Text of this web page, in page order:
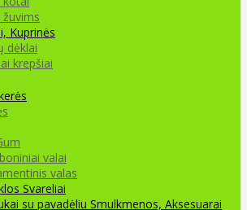
žuvims
Kuprinės
dėklai
krepšiai
valai
valas
Svareliai
su pavadėliu Smulkmenos, Aksesuarai